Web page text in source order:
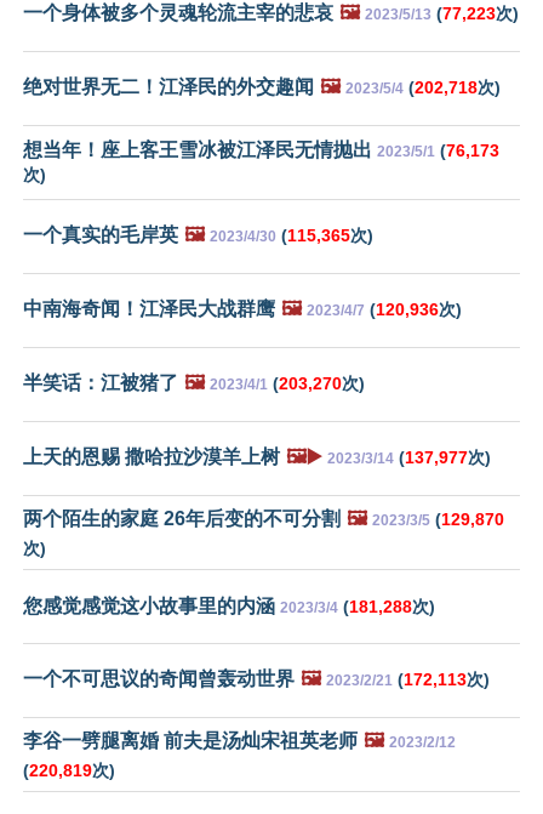
一个身体被多个灵魂轮流主宰的悲哀 🖼️ 2023/5/13 (77,223次)
绝对世界无二！江泽民的外交趣闻 🖼️ 2023/5/4 (202,718次)
想当年！座上客王雪冰被江泽民无情抛出 2023/5/1 (76,173
次)
一个真实的毛岸英 🖼️ 2023/4/30 (115,365次)
中南海奇闻！江泽民大战群鹰 🖼️ 2023/4/7 (120,936次)
半笑话：江被猪了 🖼️ 2023/4/1 (203,270次)
上天的恩赐 撒哈拉沙漠羊上树 🖼️▶️ 2023/3/14 (137,977次)
两个陌生的家庭 26年后变的不可分割 🖼️ 2023/3/5 (129,870
次)
您感觉感觉这小故事里的内涵 2023/3/4 (181,288次)
一个不可思议的奇闻曾轰动世界 🖼️ 2023/2/21 (172,113次)
李谷一劈腿离婚 前夫是汤灿宋祖英老师 🖼️ 2023/2/12
(220,819次)